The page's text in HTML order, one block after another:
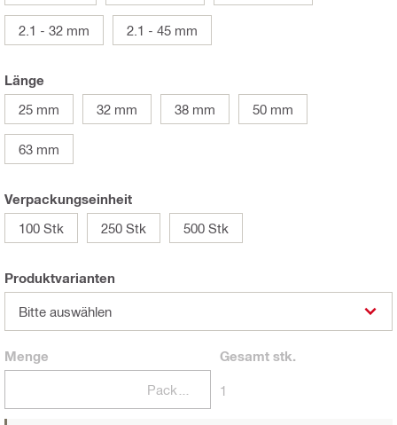
2.1 - 32 mm 2.1 - 45 mm
Länge
25 mm
32 mm 38 mm 50 mm
63 mm
Verpackungseinheit
100 Stk
250 Stk 500 Stk
Produktvarianten
Bitte auswählen
Menge Gesamtstk.
1